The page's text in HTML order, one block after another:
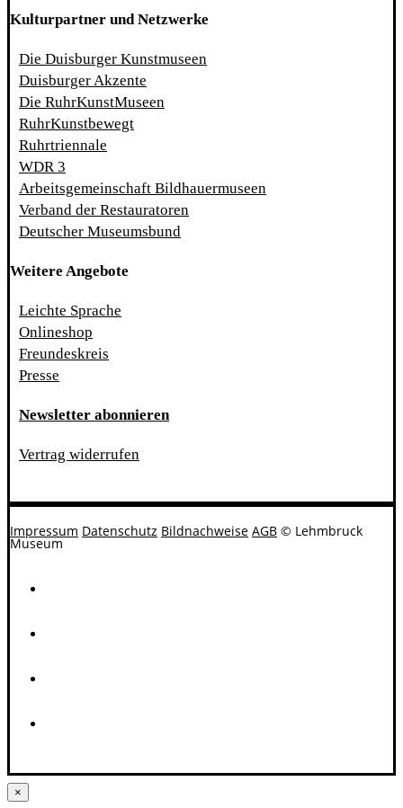
Kulturpartner und Netzwerke
Die Duisburger Kunstmuseen
Duisburger Akzente
Die RuhrKunstMuseen
RuhrKunstbewegt
Ruhrtriennale
WDR 3
Arbeitsgemeinschaft Bildhauermuseen
Verband der Restauratoren
Deutscher Museumsbund
Weitere Angebote
Leichte Sprache
Onlineshop
Freundeskreis
Presse
Newsletter abonnieren
Vertrag widerrufen
Impressum Datenschutz Bildnachweise AGB © Lehmbruck
Museum
×